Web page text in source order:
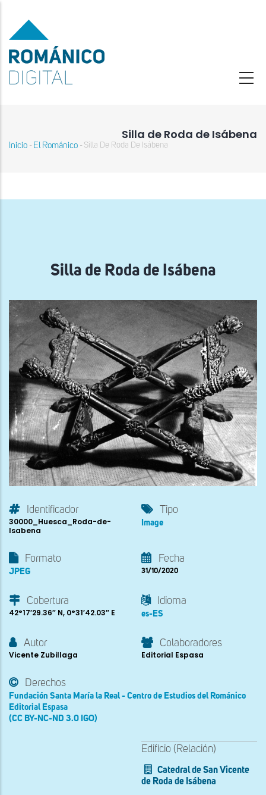
contenido
principal
Silla de Roda de Isábena
navegación
Inicio - El Románico - Silla De Roda De Isábena
Silla de Roda de Isábena
Identificador
30000_Huesca_Roda-de-
Isabena
Tipo
Image
Formato
JPEG
Fecha
31/10/2020
Cobertura
42°17′29.36″ N, 0°31′42.03″ E
Idioma
es-ES
Autor
Vicente Zubillaga
Colaboradores
Editorial Espasa
Derechos
Fundación Santa María la Real - Centro de Estudios del Románico
Editorial Espasa
(CC BY-NC-ND 3.0 IGO)
Edificio (Relación)
Catedral de San Vicente
de Roda de Isábena